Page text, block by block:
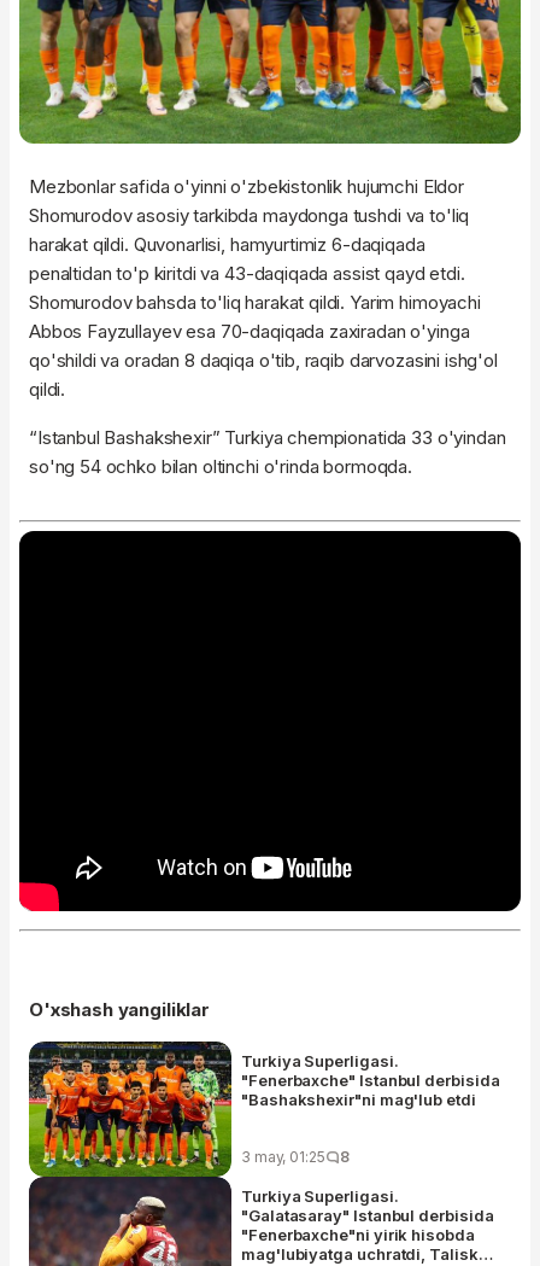
Mezbonlar safida o'yinni o'zbekistonlik hujumchi Eldor
Shomurodov asosiy tarkibda maydonga tushdi va to'liq
harakat qildi. Quvonarlisi, hamyurtimiz 6-daqiqada
penaltidan to'p kiritdi va 43-daqiqada assist qayd etdi.
Shomurodov bahsda to'liq harakat qildi. Yarim himoyachi
Abbos Fayzullayev esa 70-daqiqada zaxiradan o'yinga
qo'shildi va oradan 8 daqiqa o'tib, raqib darvozasini ishg'ol
qildi.
“Istanbul Bashakshexir” Turkiya chempionatida 33 o'yindan
so'ng 54 ochko bilan oltinchi o'rinda bormoqda.
O'xshash yangiliklar
Turkiya Superligasi.
"Fenerbaxche" Istanbul derbisida
"Bashakshexir"ni mag'lub etdi
3 may, 01:25 8
Turkiya Superligasi.
"Galatasaray" Istanbul derbisida
"Fenerbaxche"ni yirik hisobda
mag'lubiyatga uchratdi, Taliska